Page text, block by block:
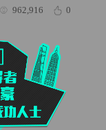
962,916 0